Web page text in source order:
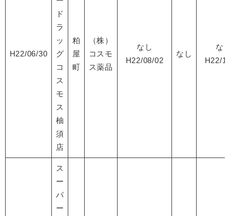
H22/06/30
ド
ラ
ッ
グ
コ
ス
モ
ス
柚
須
店
粕
屋
町
（株）
コスモ
ス薬品
なし
H22/08/02
なし
な
H22/
ス
ー
パ
ー